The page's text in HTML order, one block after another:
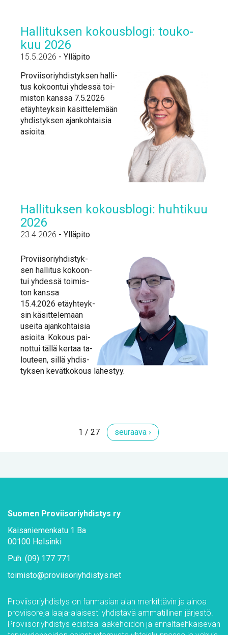
Hal­li­tuk­sen ko­kous­blo­gi: tou­ko­
kuu 2026
15.5.2026 - Ylläpito
Pro­vii­so­riyh­dis­tyk­sen hal­li­
tus ko­koon­tui yh­des­sä toi­
mis­ton kans­sa 7.5.2026
etäyh­teyk­sin kä­sit­te­le­mään
yh­dis­tyk­sen ajan­koh­tai­sia
asioi­ta.
Hal­li­tuk­sen ko­kous­blo­gi: huh­ti­kuu
2026
23.4.2026 - Ylläpito
Pro­vii­so­riyh­dis­tyk­
sen hal­li­tus ko­koon­
tui yh­des­sä toi­mis­
ton kans­sa
15.4.2026 etäyh­teyk­
sin kä­sit­te­le­mään
usei­ta ajan­koh­tai­sia
asioi­ta. Ko­kous pai­
not­tui täl­lä ker­taa ta­
lou­teen, sil­lä yh­dis­
tyk­sen ke­vät­ko­kous lä­hes­tyy.
1 / 27 seu­raa­va ›
Suo­men Pro­vii­so­riyh­dis­tys ry
Kai­sa­nie­men­ka­tu 1 Ba
00100 Hel­sin­ki
Puh. (09) 177 771
toi­mis­to@​pro­vii­so­riyh­dis­tys.​net
Pro­vii­so­riyh­dis­tys on far­m­asian alan mer­kit­tä­vin ja ai­noa
pro­vii­so­re­ja laa­ja-alai­ses­ti yh­dis­tä­vä am­ma­til­li­nen jär­jes­tö.
Pro­vii­so­riyh­dis­tys edis­tää lää­ke­hoi­don ja en­nal­taeh­käi­se­vän